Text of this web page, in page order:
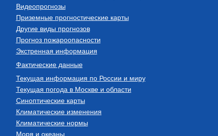
Видеопрогнозы
Приземные прогностические карты
Другие виды прогнозов
Прогноз пожароопасности
Экстренная информация
Фактические данные
Текущая информация по России и миру
Текущая погода в Москве и области
Синоптические карты
Климатические изменения
Климатические нормы
Моря и океаны